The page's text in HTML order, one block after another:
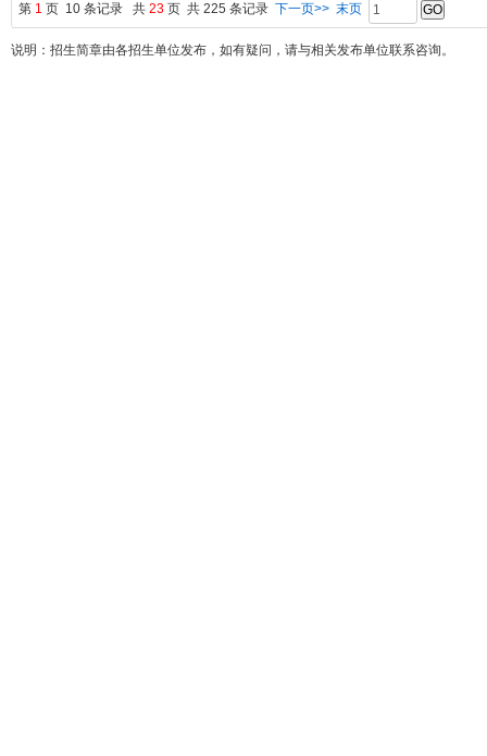
第 1 页 10 条记录 共 23 页 共 225 条记录 下一页>> 末页
说明：招生简章由各招生单位发布，如有疑问，请与相关发布单位联系咨询。